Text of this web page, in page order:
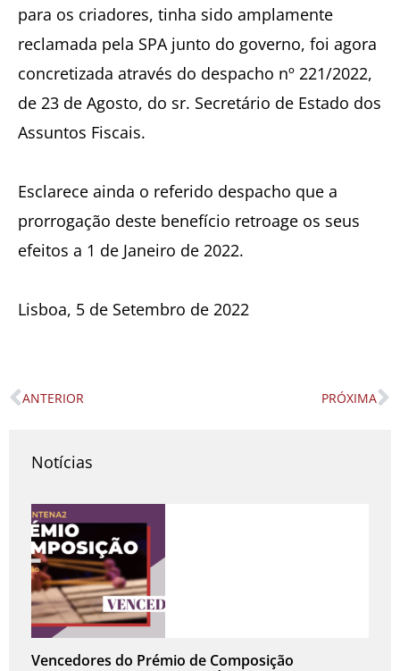
para os criadores, tinha sido amplamente
reclamada pela SPA junto do governo, foi agora
concretizada através do despacho nº 221/2022,
de 23 de Agosto, do sr. Secretário de Estado dos
Assuntos Fiscais.
Esclarece ainda o referido despacho que a
prorrogação deste benefício retroage os seus
efeitos a 1 de Janeiro de 2022.
Lisboa, 5 de Setembro de 2022
Prev
ANTERIOR PRÓXIMA
Notícias
Vencedores do Prémio de Composição